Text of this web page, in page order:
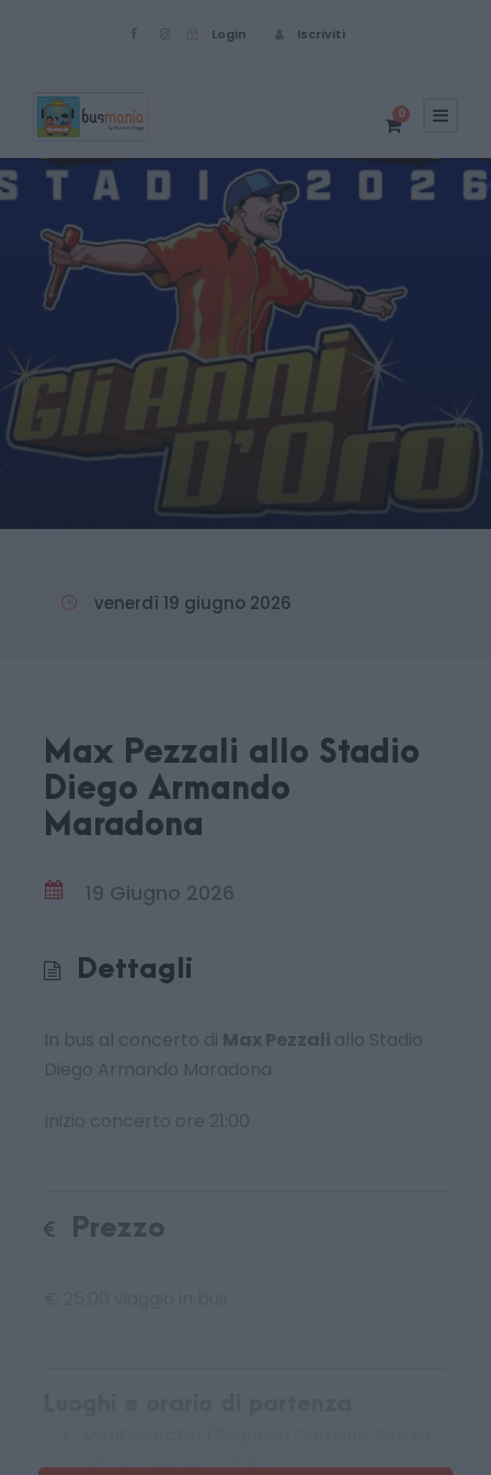
Login Iscriviti
0
venerdì 19 giugno 2026
Max Pezzali allo Stadio
Diego Armando
Maradona
19 Giugno 2026
Dettagli
In bus al concerto di Max Pezzali allo Stadio
Diego Armando Maradona
Prezzo
Vittorio Veneto) 16:00;